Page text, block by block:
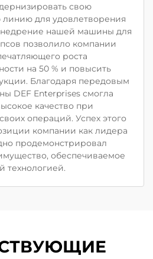
свою
линию для удовлетворения
нашей машины для
позволило компании
роста
на 50 % и повысить
Благодаря передовым
DEF Enterprises смогла
качество при
операций. Успех этого
компании как лидера
продемонстрировал
обеспечиваемое
технологией.